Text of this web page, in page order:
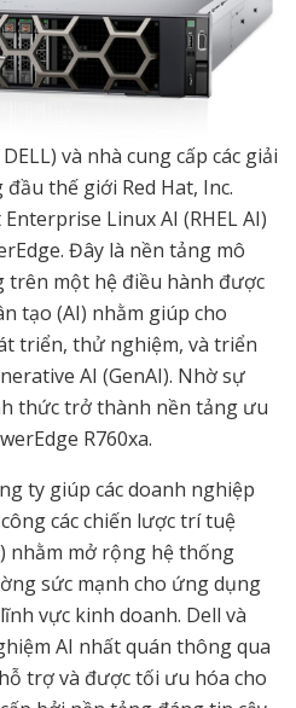
và nhà cung cấp các giải
thế giới Red Hat, Inc.
Linux AI (RHEL AI)
Đây là nền tảng mô
trên một hệ điều hành được
tạo (AI) nhằm giúp cho
triển, thử nghiệm, và triển
AI (GenAI). Nhờ sự
thức trở thành nền tảng ưu
R760xa.
ty giúp các doanh nghiệp
các chiến lược trí tuệ
nhằm mở rộng hệ thống
sức mạnh cho ứng dụng
vực kinh doanh. Dell và
AI nhất quán thông qua
trợ và được tối ưu hóa cho